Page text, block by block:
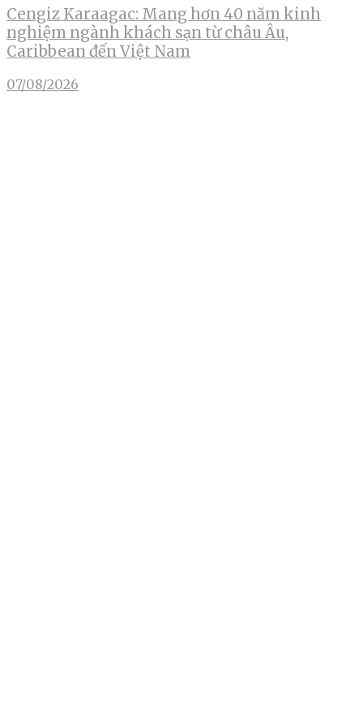
Cengiz Karaagac: Mang hơn 40 năm kinh
nghiệm ngành khách sạn từ châu Âu,
Caribbean đến Việt Nam
07/08/2026